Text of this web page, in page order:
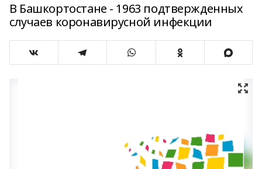
В Башкортостане - 1963 подтвержденных
случаев коронавирусной инфекции